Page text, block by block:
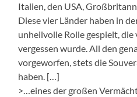
Italien, den USA,
Diese vier Länder haben in
unheilvolle Rolle gespielt,
vergessen wurde. All den
vorgeworfen, stets die
haben. […]
>…eines der großen